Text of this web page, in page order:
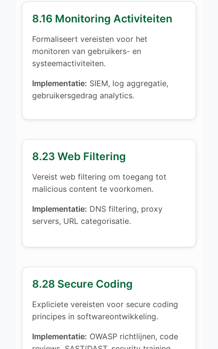
8.16 Monitoring Activiteiten
Formaliseert vereisten voor het
monitoren van gebruikers- en
systeemactiviteiten.
Implementatie: SIEM, log aggregatie,
gebruikersgedrag analytics.
8.23 Web Filtering
Vereist web filtering om toegang tot
malicious content te voorkomen.
Implementatie: DNS filtering, proxy
servers, URL categorisatie.
8.28 Secure Coding
Expliciete vereisten voor secure coding
principes in softwareontwikkeling.
Implementatie: OWASP richtlijnen, code